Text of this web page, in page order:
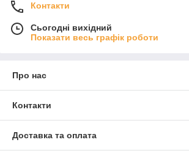
Контакти
Сьогодні вихідний
Показати весь графік роботи
Про нас
Контакти
Доставка та оплата